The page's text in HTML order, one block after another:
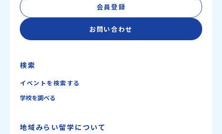
会員登録
お問い合わせ
検索
イベントを検索する
学校を調べる
地域みらい留学について